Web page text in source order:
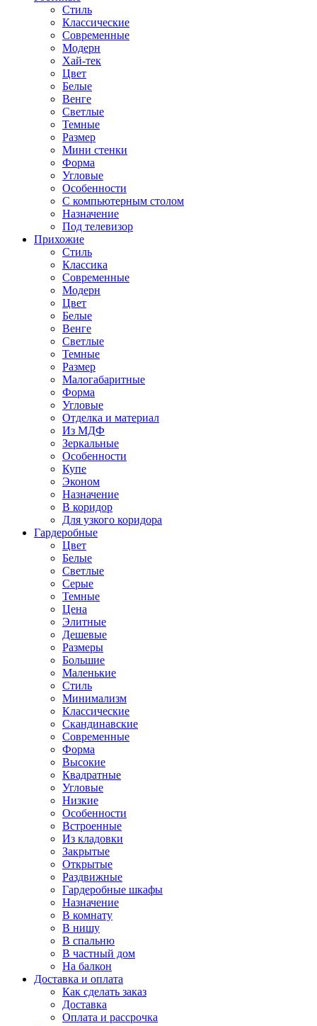
Стиль
Классические
Современные
Модерн
Хай-тек
Цвет
Белые
Венге
Светлые
Темные
Размер
Мини стенки
Форма
Угловые
Особенности
С компьютерным столом
Назначение
Под телевизор
Прихожие
Стиль
Классика
Современные
Модерн
Цвет
Белые
Венге
Светлые
Темные
Размер
Малогабаритные
Форма
Угловые
Отделка и материал
Из МДФ
Зеркальные
Особенности
Купе
Эконом
Назначение
В коридор
Для узкого коридора
Гардеробные
Цвет
Белые
Светлые
Серые
Темные
Цена
Элитные
Дешевые
Размеры
Большие
Маленькие
Стиль
Минимализм
Классические
Скандинавские
Современные
Форма
Высокие
Квадратные
Угловые
Низкие
Особенности
Встроенные
Из кладовки
Закрытые
Открытые
Раздвижные
Гардеробные шкафы
Назначение
В комнату
В нишу
В спальню
В частный дом
На балкон
Доставка и оплата
Как сделать заказ
Доставка
Оплата и рассрочка